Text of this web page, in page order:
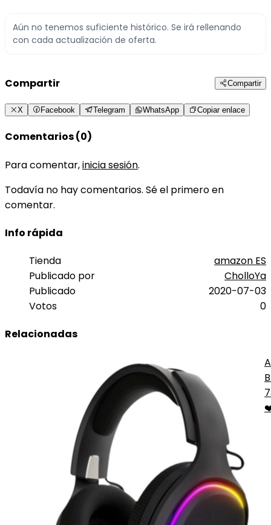
Aún no tenemos suficiente histórico. Se irá rellenando
con cada actualización de oferta.
Compartir Compartir
X Facebook Telegram WhatsApp Copiar enlace
Comentarios (0)
Para comentar,inicia sesión.
Todavía no hay comentarios. Sé el primero en
comentar.
Info rápida
Tienda
amazon ES
Publicado por
CholloYa
Publicado
2020-07-03
Votos
0
Relacionadas